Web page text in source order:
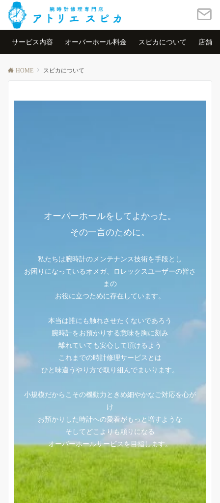
サービス内容 オーバーホール料金 スピカについて 店舗
HOME スピカについて
オーバーホールをしてよかった。
その一言のために。
私たちは腕時計のメンテナンス技術を手段とし
お困りになっているオメガ、ロレックスユーザーの皆さ
まの
お役に立つために存在しています。
本当は誰にも触れさせたくないであろう
腕時計をお預かりする意味を胸に刻み
離れていても安心して頂けるよう
これまでの時計修理サービスとは
ひと味違うやり方で取り組んでまいります。
小規模だからこその機動力ときめ細やかなご対応を心が
け
お預かりした時計への愛着がもっと増すような
そしてどこよりも頼りになる
オーバーホールサービスを目指します。